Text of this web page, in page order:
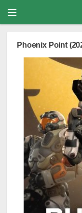
Phoenix Point